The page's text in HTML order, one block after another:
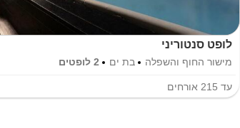
לופט סנטוריני
מישור החוף והשפלה בת ים 2 לופטים
עד 215 אורחים